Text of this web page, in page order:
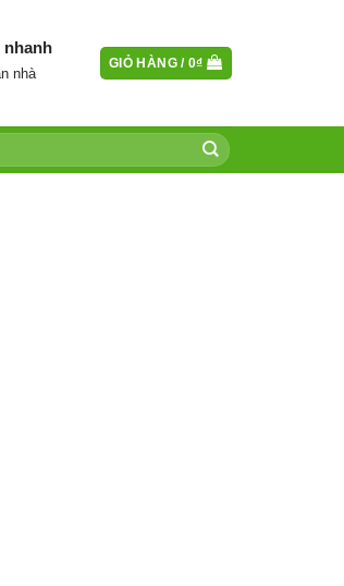
nhanh
nhà
GIỎ HÀNG / 0₫